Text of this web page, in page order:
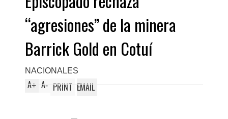
“agresiones” de la minera
Barrick Gold en Cotuí
NACIONALES
A+ A- PRINT EMAIL